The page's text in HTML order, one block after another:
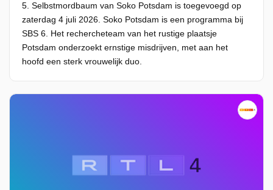
5. Selbstmordbaum van Soko Potsdam is toegevoegd op
zaterdag 4 juli 2026. Soko Potsdam is een programma bij
SBS 6. Het rechercheteam van het rustige plaatsje
Potsdam onderzoekt ernstige misdrijven, met aan het
hoofd een sterk vrouwelijk duo.